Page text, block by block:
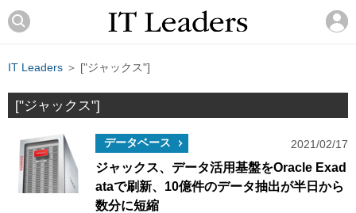
IT Leaders ＞ ["ジャックス"]
["ジャックス"]
データベース 2021/02/17
ジャックス、データ活用基盤をOracle Exad
ataで刷新、10億件のデータ抽出が半日から
数分に短縮